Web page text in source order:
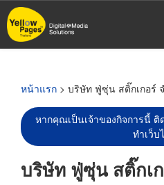
ข้าม
ไป
หน้าแรก > บริษัท ฟู่ซุ่น สติ๊กเกอร์
หากคุณเป็นเจ้าของกิจการนี้
ทำเว็บ
บริษัท ฟู่ซุ่น สติ๊กเ